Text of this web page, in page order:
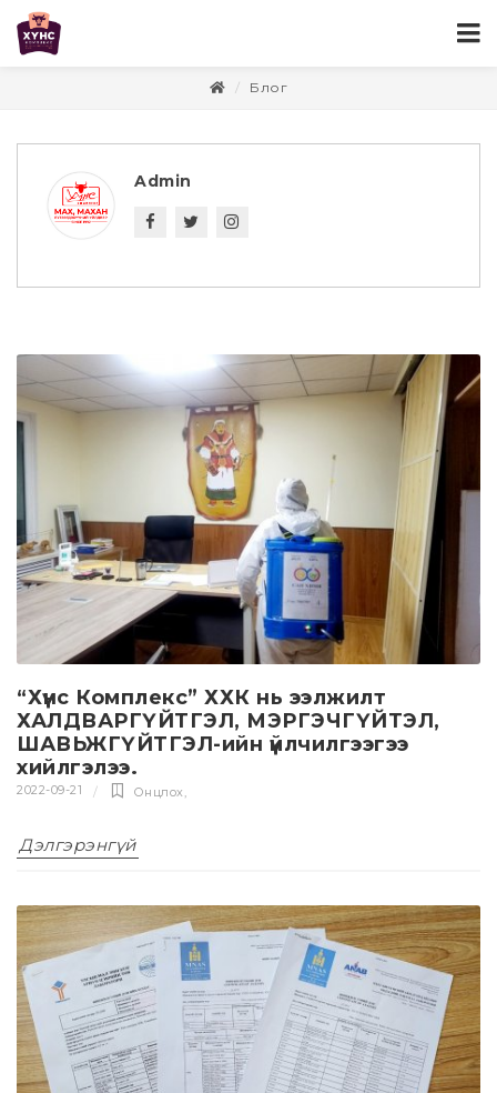
Блог
Admin
“Хүнс Комплекс” ХХК нь ээлжилт
ХАЛДВАРГҮЙТГЭЛ, МЭРГЭЧГҮЙТЭЛ,
ШАВЬЖГҮЙТГЭЛ-ийн үйлчилгээгээ
хийлгэлээ.
2022-09-21 Онцлох
Дэлгэрэнгүй